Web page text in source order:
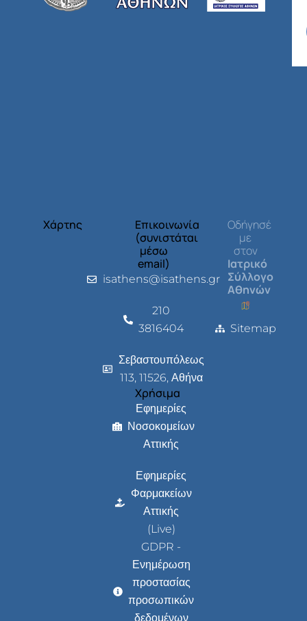
Χάρτης
Επικοινωνία
(συνιστάται
μέσω
email)
isathens@isathens.gr
210
3816404
Σεβαστουπόλεως
113, 11526, Αθήνα
Χρήσιμα
Εφημερίες
Νοσοκομείων
Αττικής
Εφημερίες
Φαρμακείων
Αττικής
(Live)
GDPR -
Ενημέρωση
προστασίας
προσωπικών
δεδομένων
Οδήγησέ
με
στον
Ιατρικό
Σύλλογο
Αθηνών
Sitemap